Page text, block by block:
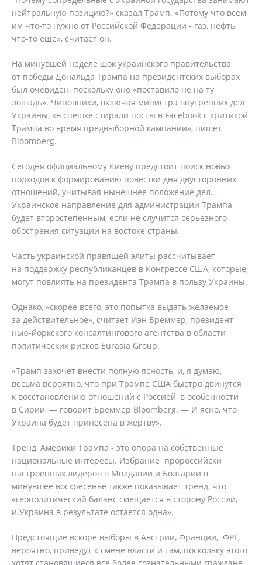
нейтральную позицию?» сказал Трамп. «Потому что всем
им что-то нужно от Российской Федерации - газ, нефть,
что-то еще», считает он.
На минувшей неделе шок украинского правительства
от победы Дональда Трампа на президентских выборах
был очевиден, поскольку оно «поставило не на ту
лошадь». Чиновники, включая министра внутренних дел
Украины, «в спешке стирали посты в Facebook с критикой
Трампа во время предвыборной кампании», пишет
Bloomberg.
Сегодня официальному Киеву предстоит поиск новых
подходов к формированию повестки дня двусторонних
отношений, учитывая нынешнее положение дел.
Украинское направление для администрации Трампа
будет второстепенным, если не случится серьезного
обострения ситуации на востоке страны.
Часть украинской правящей элиты рассчитывает
на поддержку республиканцев в Конгрессе США, которые,
могут повлиять на президента Трампа в пользу Украины.
Однако, «скорее всего, это попытка выдать желаемое
за действительное», считает Иэн Бреммер, президент
нью-йоркского консалтингового агентства в области
политических рисков Eurasia Group.
«Трамп захочет внести полную ясность, и, я думаю,
весьма вероятно, что при Трампе США быстро двинутся
к восстановлению отношений с Россией, в особенности
в Сирии, — говорит Бреммер Bloomberg. — И ясно, что
Украина будет принесена в жертву».
Тренд, Америки Трампа - это опора на собственные
национальные интересы. Избрание пророссийски
настроенных лидеров в Молдавии и Болгарии в
минувшее воскресенье также показывает тренд, что
«геополитический баланс смещается в сторону России,
и Украина в результате остается одна».
Предстоящие вскоре выборы в Австрии, Франции, ФРГ,
вероятно, приведут к смене власти и там, поскольку этого